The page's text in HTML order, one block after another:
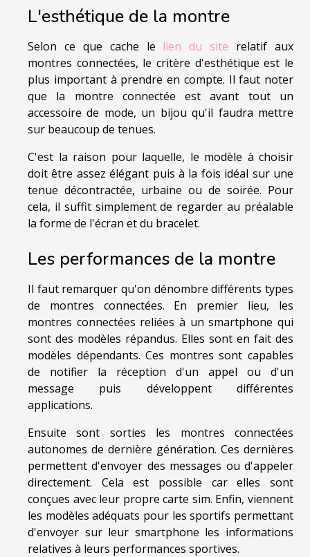
L'esthétique de la montre
Selon ce que cache le lien du site relatif aux
montres connectées, le critère d'esthétique est le
plus important à prendre en compte. Il faut noter
que la montre connectée est avant tout un
accessoire de mode, un bijou qu'il faudra mettre
sur beaucoup de tenues.
C'est la raison pour laquelle, le modèle à choisir
doit être assez élégant puis à la fois idéal sur une
tenue décontractée, urbaine ou de soirée. Pour
cela, il suffit simplement de regarder au préalable
la forme de l'écran et du bracelet.
Les performances de la montre
Il faut remarquer qu'on dénombre différents types
de montres connectées. En premier lieu, les
montres connectées reliées à un smartphone qui
sont des modèles répandus. Elles sont en fait des
modèles dépendants. Ces montres sont capables
de notifier la réception d'un appel ou d'un
message puis développent différentes
applications.
Ensuite sont sorties les montres connectées
autonomes de dernière génération. Ces dernières
permettent d'envoyer des messages ou d'appeler
directement. Cela est possible car elles sont
conçues avec leur propre carte sim. Enfin, viennent
les modèles adéquats pour les sportifs permettant
d'envoyer sur leur smartphone les informations
relatives à leurs performances sportives.